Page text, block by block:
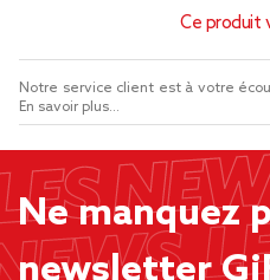
Ce produit
Notre service client est à votre
En savoir plus...
Ne manquez
newsletter